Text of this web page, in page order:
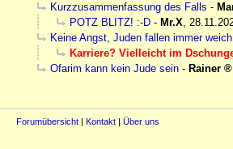
Kurzzusammenfassung des Falls -
POTZ BLITZ! :-D - Mr.X,
Keine Angst, Juden fallen immer
Karriere? Vielleicht im
Ofarim kann kein Jude sein - Rainer
Forumübersicht | Kontakt | Über uns